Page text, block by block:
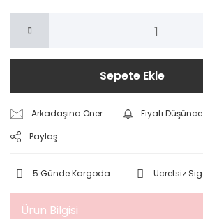
Sepete Ekle
Arkadaşına Öner
Fiyatı
Paylaş
5 Günde Kargoda Ücretsiz
Ürün Bilgisi